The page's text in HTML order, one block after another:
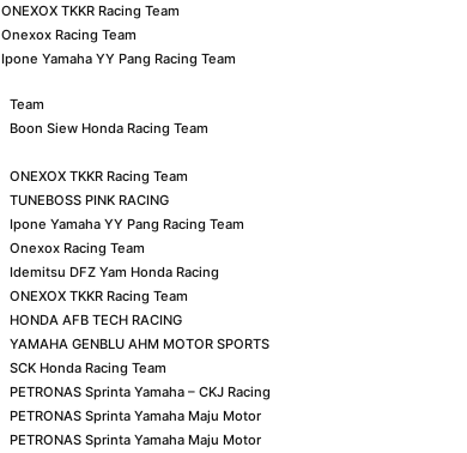
ONEXOX TKKR Racing Team
Onexox Racing Team
Ipone Yamaha YY Pang Racing Team
Team
Boon Siew Honda Racing Team
ONEXOX TKKR Racing Team
TUNEBOSS PINK RACING
Ipone Yamaha YY Pang Racing Team
Onexox Racing Team
Idemitsu DFZ Yam Honda Racing
ONEXOX TKKR Racing Team
HONDA AFB TECH RACING
YAMAHA GENBLU AHM MOTOR SPORTS
SCK Honda Racing Team
PETRONAS Sprinta Yamaha – CKJ Racing
PETRONAS Sprinta Yamaha Maju Motor
PETRONAS Sprinta Yamaha Maju Motor